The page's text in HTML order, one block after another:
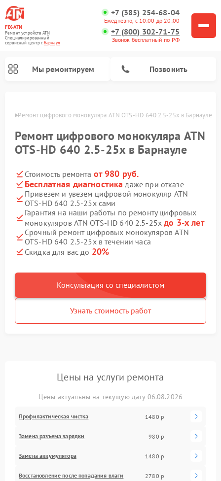
FIX-ATN
Ремонт устройств ATN
Специализированный
cервисный центр г.Барнаул
+7 (385) 254-68-04
Ежедневно, с 10:00 до 20:00
+7 (800) 302-71-75
Звонок бесплатный по РФ
Мы ремонтируем Позвонить
Ремонт цифрового монокуляра ATN OTS-HD 640 2.5-25x в Барнауле
Ремонт цифрового монокуляра ATN
OTS-HD 640 2.5-25x в Барнауле
Стоимость ремонта от 980 руб.
Бесплатная диагностика даже при отказе
Привезем и увезем цифровой монокуляр ATN
OTS-HD 640 2.5-25x сами
Гарантия на наши работы по ремонту цифровых
монокуляров ATN OTS-HD 640 2.5-25xдо 3-х лет
Срочный ремонт цифровых монокуляров ATN
OTS-HD 640 2.5-25x в течении часа
Скидка для вас до 20%
Консультация со специалистом
Узнать стоимость работ
Цены на услуги ремонта
Цены актуальны на текущую дату 06.08.2026
Профилактическая чистка 1480 р
Замена разъема зарядки 980 р
Замена аккумулятора 1480 р
Восстановление после попадания влаги 2780 р